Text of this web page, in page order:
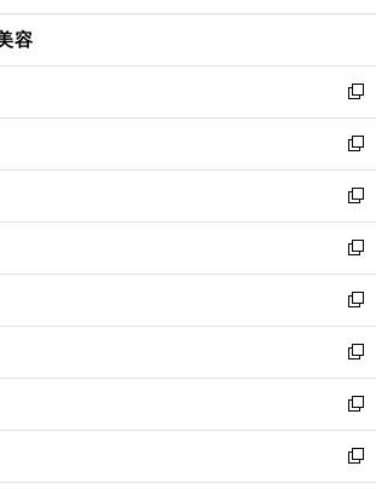
開
ウ
開
く
ン
ウ
で
開
く
ウ
ン
ド
ウ
で
開
く
容
新
し
い
ウ
ィ
ン
ド
ウ
で
開
く
新
し
い
ウ
ィ
ン
ド
ウ
で
開
く
新
し
い
ウ
ィ
ン
ド
ウ
で
開
く
新
し
い
ウ
ィ
ン
ド
ウ
で
開
新
し
い
ウ
ィ
ン
ド
ウ
新
し
い
ウ
ィ
ン
新
し
い
新